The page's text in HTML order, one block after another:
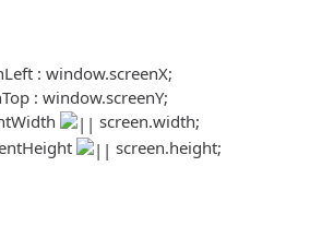
: window.screenX;
: window.screenY;
screen.width;
screen.height;